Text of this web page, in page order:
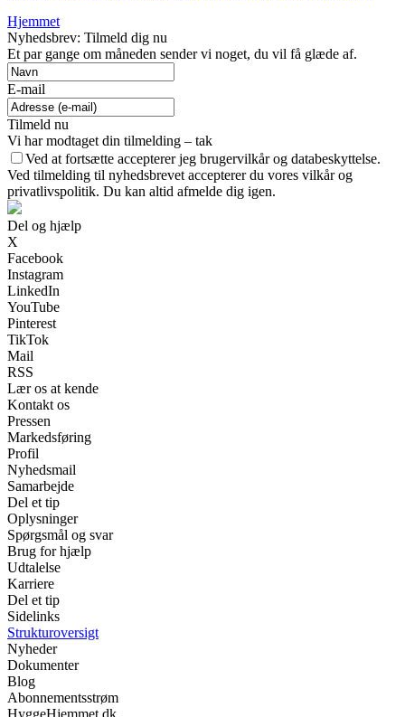
Hjemmet
Nyhedsbrev: Tilmeld dig nu
Et par gange om måneden sender vi noget, du vil få glæde af.
E-mail
Tilmeld nu
Vi har modtaget din tilmelding – tak
Ved at fortsætte accepterer jeg brugervilkår og databeskyttelse.
Ved tilmelding til nyhedsbrevet accepterer du vores vilkår og
privatlivspolitik. Du kan altid afmelde dig igen.
Del og hjælp
X
Facebook
Instagram
LinkedIn
YouTube
Pinterest
TikTok
Mail
RSS
Lær os at kende
Kontakt os
Pressen
Markedsføring
Profil
Nyhedsmail
Samarbejde
Del et tip
Oplysninger
Spørgsmål og svar
Brug for hjælp
Udtalelse
Karriere
Del et tip
Sidelinks
Strukturoversigt
Nyheder
Dokumenter
Blog
Abonnementsstrøm